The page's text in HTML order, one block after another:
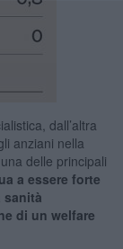
dall’altra
anziani nella
delle principali
a essere forte
sanità
di un welfare